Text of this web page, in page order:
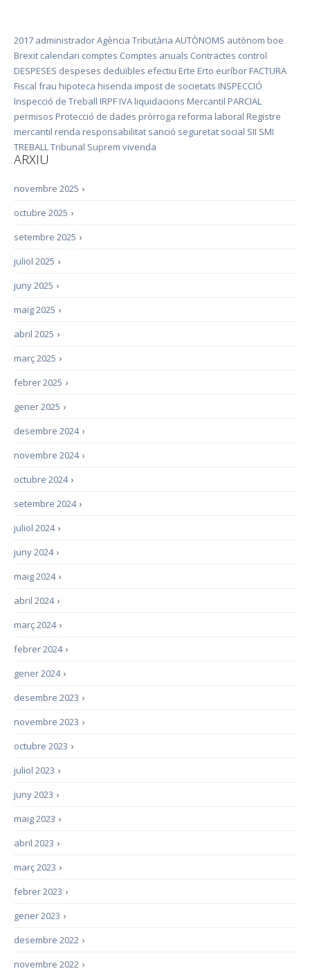
2017 administradorAgència Tributària AUTÒNOMS autònom boe
Brexit calendari comptes Comptes anuals Contractes control
DESPESES despeses deduïbles efectiu Erte Erto euríbor FACTURA
Fiscal frau hipoteca hisenda impost de societats INSPECCIÓ
Inspecció de Treball IRPF IVA liquidacions Mercantil PARCIAL
permisos Protecció de dades pròrroga reforma laboral Registre
mercantil renda responsabilitat sanció seguretat social SII SMI
TREBALLTribunal Suprem vivenda
ARXIU
›
novembre 2025
›
octubre 2025
›
setembre 2025
›
juliol 2025
›
juny 2025
›
maig 2025
›
abril 2025
›
març 2025
›
febrer 2025
›
gener 2025
›
desembre 2024
›
novembre 2024
›
octubre 2024
›
setembre 2024
›
juliol 2024
›
juny 2024
›
maig 2024
›
abril 2024
›
març 2024
›
febrer 2024
›
gener 2024
›
desembre 2023
›
novembre 2023
›
octubre 2023
›
juliol 2023
›
juny 2023
›
maig 2023
›
abril 2023
›
març 2023
›
febrer 2023
›
gener 2023
›
desembre 2022
›
novembre 2022